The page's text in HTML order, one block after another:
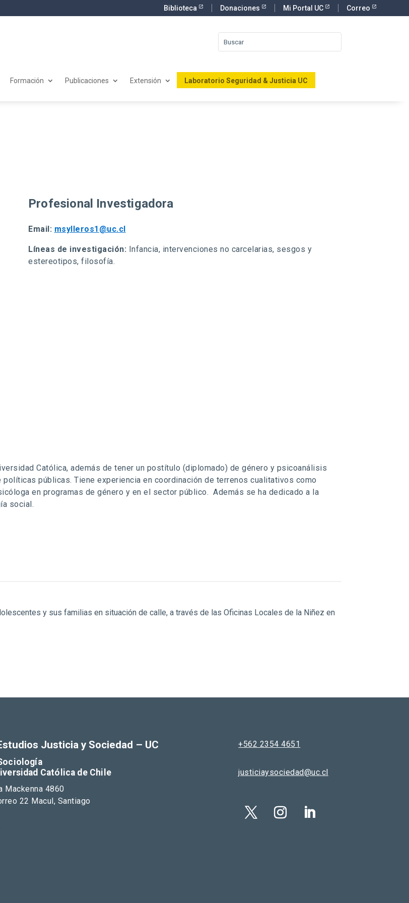
Biblioteca Donaciones Mi Portal UC Correo
Formación Publicaciones Extensión Laboratorio Seguridad & Justicia UC
Profesional Investigadora
Email: msylleros1@uc.cl
Líneas de investigación: Infancia, intervenciones no carcelarias, sesgos y
estereotipos, filosofía.
Católica, además de tener un postítulo (diplomado) de género y psicoanálisis
públicas. Tiene experiencia en coordinación de terrenos cualitativos como
en programas de género y en el sector público. Además se ha dedicado a la
social.
y sus familias en situación de calle, a través de las Oficinas Locales de la Niñez en
Justicia y Sociedad – UC
Católica de Chile
Mackenna 4860
22 Macul, Santiago
+562 2354 4651
justiciaysociedad@uc.cl